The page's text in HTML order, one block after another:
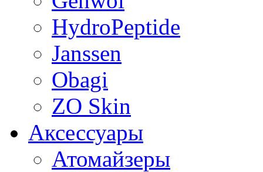
HydroPeptide
Janssen
Obagi
ZO Skin
Aксессуары
Атомайзеры